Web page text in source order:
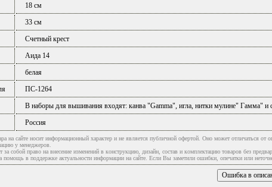
18 см
33 см
Счетный крест
Аида 14
белая
ПС-1264
В наборы для вышивания входят: канва "Gamma", игла, нитки мулине" Гамма" и
Россия
на сайте носит информационный характер и не является публичной офертой. Оно может отличаться от
у менеджеров.
за собой право на внесение изменений в конструкцию, дизайн, состав и комплектацию товаров без
в поддержке актуальности информации на сайте. Если Вы заметили ошибки, опечатки или